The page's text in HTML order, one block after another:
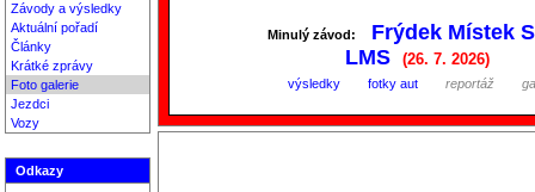
Minulý závod:
Frýdek Místek
LMS
(26. 7. 2026)
výsledky fotky aut reportáž
Závody a výsledky
Aktuální pořadí
Články
Krátké zprávy
Foto galerie
Jezdci
Vozy
Odkazy